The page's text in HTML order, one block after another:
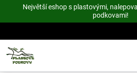
Největší eshop s plastovými,
podkovami!